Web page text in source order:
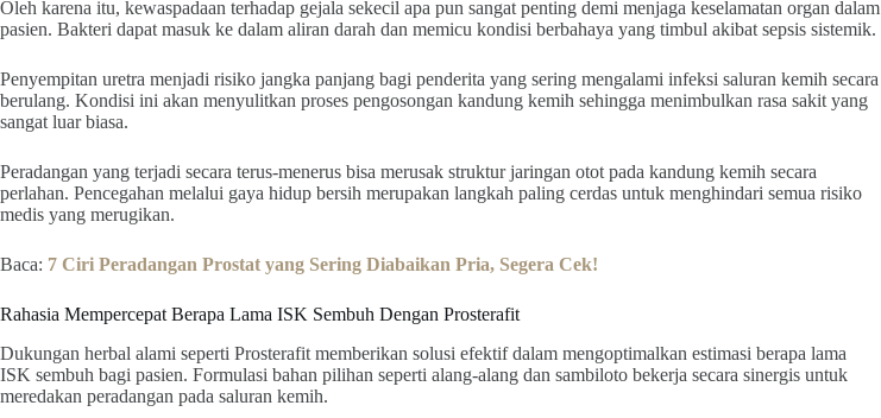
Oleh karena itu, kewaspadaan terhadap gejala sekecil apa pun sangat penting demi menjaga keselamatan organ dalam
pasien. Bakteri dapat masuk ke dalam aliran darah dan memicu kondisi berbahaya yang timbul akibat sepsis sistemik.
Penyempitan uretra menjadi risiko jangka panjang bagi penderita yang sering mengalami infeksi saluran kemih secara
berulang. Kondisi ini akan menyulitkan proses pengosongan kandung kemih sehingga menimbulkan rasa sakit yang
sangat luar biasa.
Peradangan yang terjadi secara terus-menerus bisa merusak struktur jaringan otot pada kandung kemih secara
perlahan. Pencegahan melalui gaya hidup bersih merupakan langkah paling cerdas untuk menghindari semua risiko
medis yang merugikan.
Baca: 7 Ciri Peradangan Prostat yang Sering Diabaikan Pria, Segera Cek!
Rahasia Mempercepat Berapa Lama ISK Sembuh Dengan Prosterafit
Dukungan herbal alami seperti Prosterafit memberikan solusi efektif dalam mengoptimalkan estimasi berapa lama
ISK sembuh bagi pasien. Formulasi bahan pilihan seperti alang-alang dan sambiloto bekerja secara sinergis untuk
meredakan peradangan pada saluran kemih.